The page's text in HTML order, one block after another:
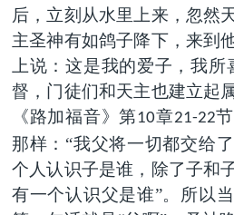
后，立刻从水里上来，忽然
主圣神有如鸽子降下，来到
上说：这是我的爱子，我所
督，门徒们和天主也建立起
《路加福音》第10章21-22
那样：“我父将一切都交给
个人认识子是谁，除了子和
有一个认识父是谁”。所以